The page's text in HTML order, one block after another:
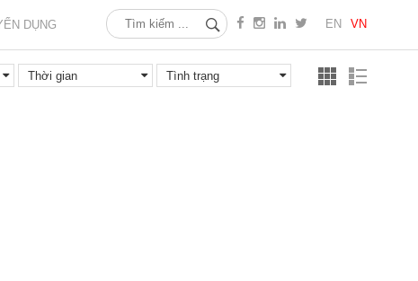
Tình trạng
DỤNG EN VN
Thời gian Tình trạng